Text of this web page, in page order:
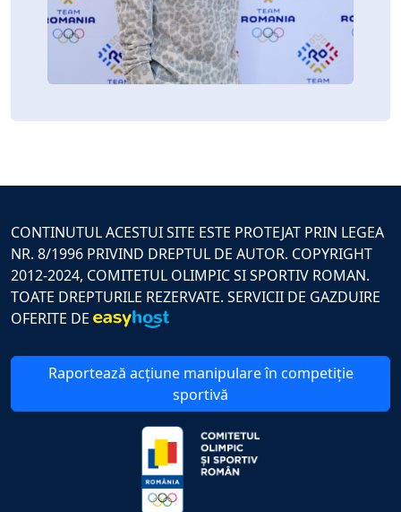
CONTINUTUL ACESTUI SITE ESTE PROTEJAT PRIN LEGEA
NR. 8/1996 PRIVIND DREPTUL DE AUTOR. COPYRIGHT
2012-2024, COMITETUL OLIMPIC SI SPORTIV ROMAN.
TOATE DREPTURILE REZERVATE. SERVICII DE GAZDUIRE
OFERITE DE
Raportează acțiune manipulare în competiție
sportivă